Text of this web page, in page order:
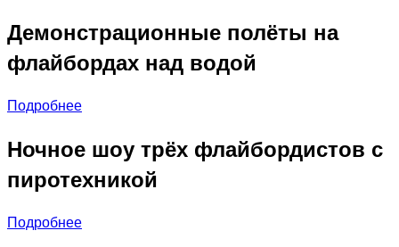
Демонстрационные полёты на
флайбордах над водой
Подробнее
Ночное шоу трёх флайбордистов с
пиротехникой
Подробнее